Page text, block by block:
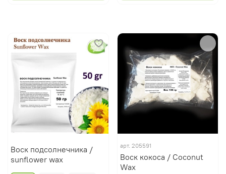
Воск подсолнечника /
sunflower wax
арт. 205591
Воск кокоса / Coconut
Wax